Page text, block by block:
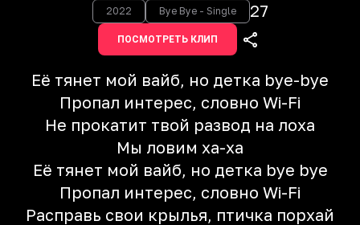
2022 Bye Bye - Single 27
ПОСМОТРЕТЬ КЛИП
Её тянет мой вайб, но детка bye-bye
Пропал интерес, словно Wi-Fi
Не прокатит твой развод на лоха
Мы ловим ха-ха
Её тянет мой вайб, но детка bye bye
Пропал интерес, словно Wi-Fi
Расправь свои крылья, птичка порхай